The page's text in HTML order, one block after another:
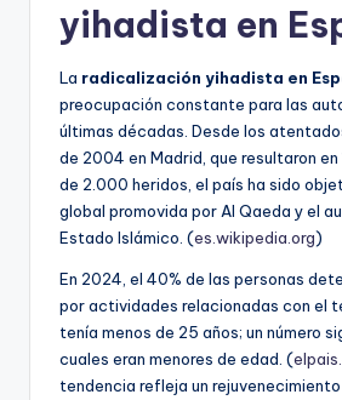
yihadista en
La radicalización yihadista en
preocupación constante para las
últimas décadas. Desde los
de 2004 en Madrid, que resultaron en
de 2.000 heridos, el país ha sido
global promovida por Al Qaeda y el
Estado Islámico. (es.wikipedia.org)
En 2024, el 40% de las personas
por actividades relacionadas con el
tenía menos de 25 años; un número
cuales eran menores de edad. (
tendencia refleja un